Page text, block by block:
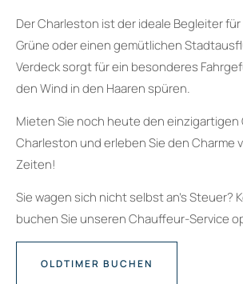
Der Charleston ist der ideale Begleiter
Grüne oder einen gemütlichen
Verdeck sorgt für ein besonderes
den Wind in den Haaren spüren.
Mieten Sie noch heute den einzigartigen
Charleston und erleben Sie den Charme
Zeiten!
Sie wagen sich nicht selbst an’s Steuer?
buchen Sie unseren Chauffeur-Service
OLDTIMER BUCHEN